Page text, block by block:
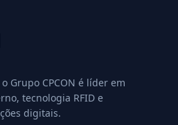
Grupo CPCON é líder em
tecnologia RFID e
digitais.